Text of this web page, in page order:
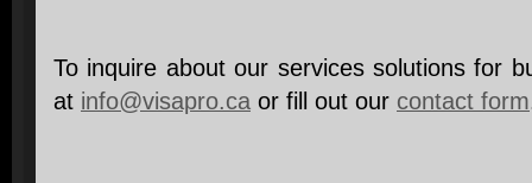
To inquire about our services solutions for
at info@visapro.ca or fill out our contact form